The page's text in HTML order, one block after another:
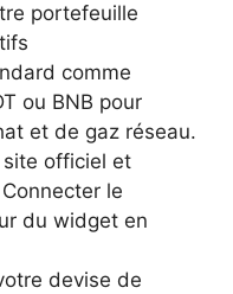
portefeuille
comme
ou BNB pour
et de gaz réseau.
officiel et
le
du widget en
devise de